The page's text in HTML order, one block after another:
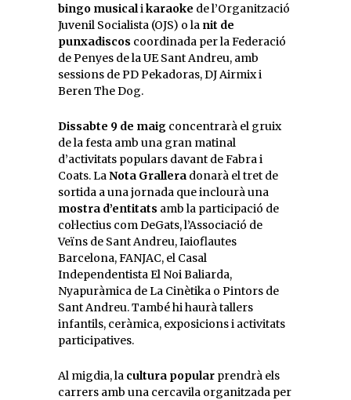
bingo musicalikaraoke de l’Organització
Juvenil Socialista (OJS) o la nit de
punxadiscos coordinada per la Federació
de Penyes de la UE Sant Andreu, amb
sessions de PD Pekadoras, DJ Airmix i
Beren The Dog.
Dissabte 9 de maig concentrarà el gruix
de la festa amb una gran matinal
d’activitats populars davant de Fabra i
Coats. LaNota Grallera donarà el tret de
sortida a una jornada que inclourà una
mostra d’entitats amb la participació de
col·lectius com DeGats, l’Associació de
Veïns de Sant Andreu, Iaioflautes
Barcelona, FANJAC, el Casal
Independentista El Noi Baliarda,
Nyapuràmica de La Cinètika o Pintors de
Sant Andreu. També hi haurà tallers
infantils, ceràmica, exposicions i activitats
participatives.
Al migdia, la cultura popular prendrà els
carrers amb una cercavila organitzada per